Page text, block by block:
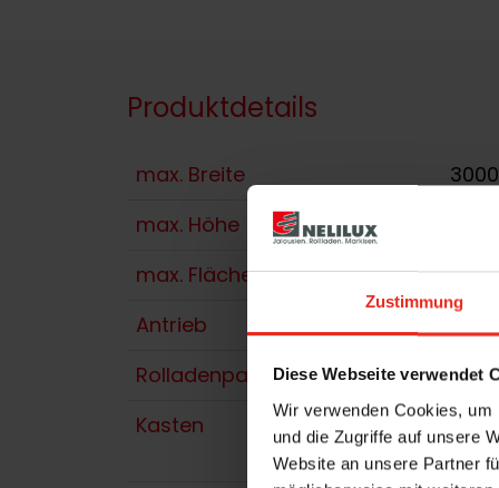
Zustimmung
Diese Webseite verwendet
Wir verwenden Cookies,
und die Zugriffe auf unsere
Website an unsere Partner
Produktdetails
max. Breite
max. Höhe
max. Fläche
9.3
Antrieb
Rolladenpanzer
Kasten